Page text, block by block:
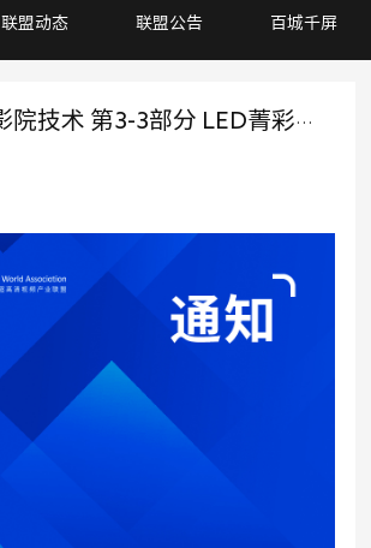
联盟动态 联盟公告 百城千屏
关于《菁彩影院技术 第3-3部分 LED菁彩影厅B环电声响应技术要求和测量方法》征求意见稿公示的通知